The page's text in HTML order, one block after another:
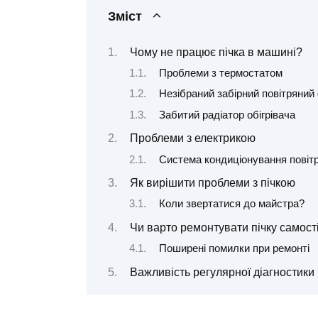
Зміст
Чому не працює пічка в машині?
Проблеми з термостатом
Незібраний забірний повітряний
Забитий радіатор обігрівача
Проблеми з електрикою
Система кондиціонування
Як вирішити проблеми з пічкою
Коли звертатися до майстра?
Чи варто ремонтувати пічку
Поширені помилки при ремонті
Важливість регулярної діагностики